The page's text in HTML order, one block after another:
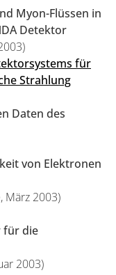
Myon-Flüssen in
Detektor
für
Strahlung
Daten des
von Elektronen
März 2003)
für die
2003)